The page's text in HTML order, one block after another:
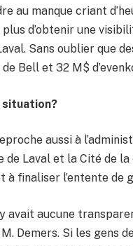
au manque criant
d’obtenir une
Sans oublier que
Bell et 32 M$
situation?
aussi à
de Laval et la Cité de
à finaliser l’entente de
avait aucune
Demers. Si les gens